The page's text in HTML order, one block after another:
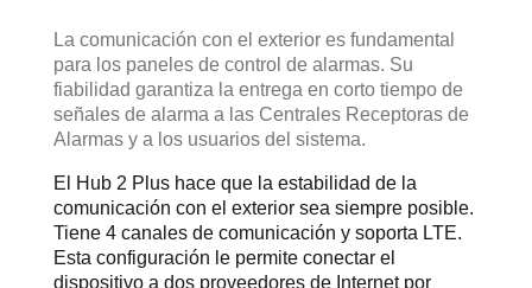
La comunicación con el exterior es fundamental
para los paneles de control de alarmas. Su
fiabilidad garantiza la entrega en corto tiempo de
señales de alarma a las Centrales Receptoras de
Alarmas y a los usuarios del sistema.
El Hub 2 Plus hace que la estabilidad de la
comunicación con el exterior sea siempre posible.
Tiene 4 canales de comunicación y soporta LTE.
Esta configuración le permite conectar el
dispositivo a dos proveedores de Internet por